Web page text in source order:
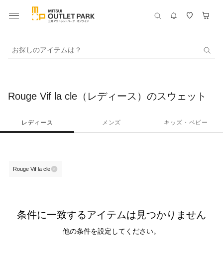
お探しのアイテムは？
Rouge Vif la cle（レディース）のスウェット
レディース メンズ キッズ・ベビー
Rouge Vif la cle
条件に一致するアイテムは見つかりません
他の条件を設定してください。